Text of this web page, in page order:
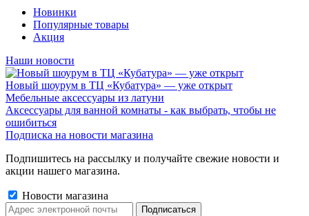
Новинки
Популярные товары
Акция
Наши новости
Новый шоурум в ТЦ «Кубатура» — уже открыт
Мебельные аксессуары из латуни
Аксессуары для ванной комнаты - как выбрать, чтобы не
ошибиться
Подписка на новости магазина
Подпишитесь на рассылку и получайте свежие новости и
акции нашего магазина.
Новости магазина